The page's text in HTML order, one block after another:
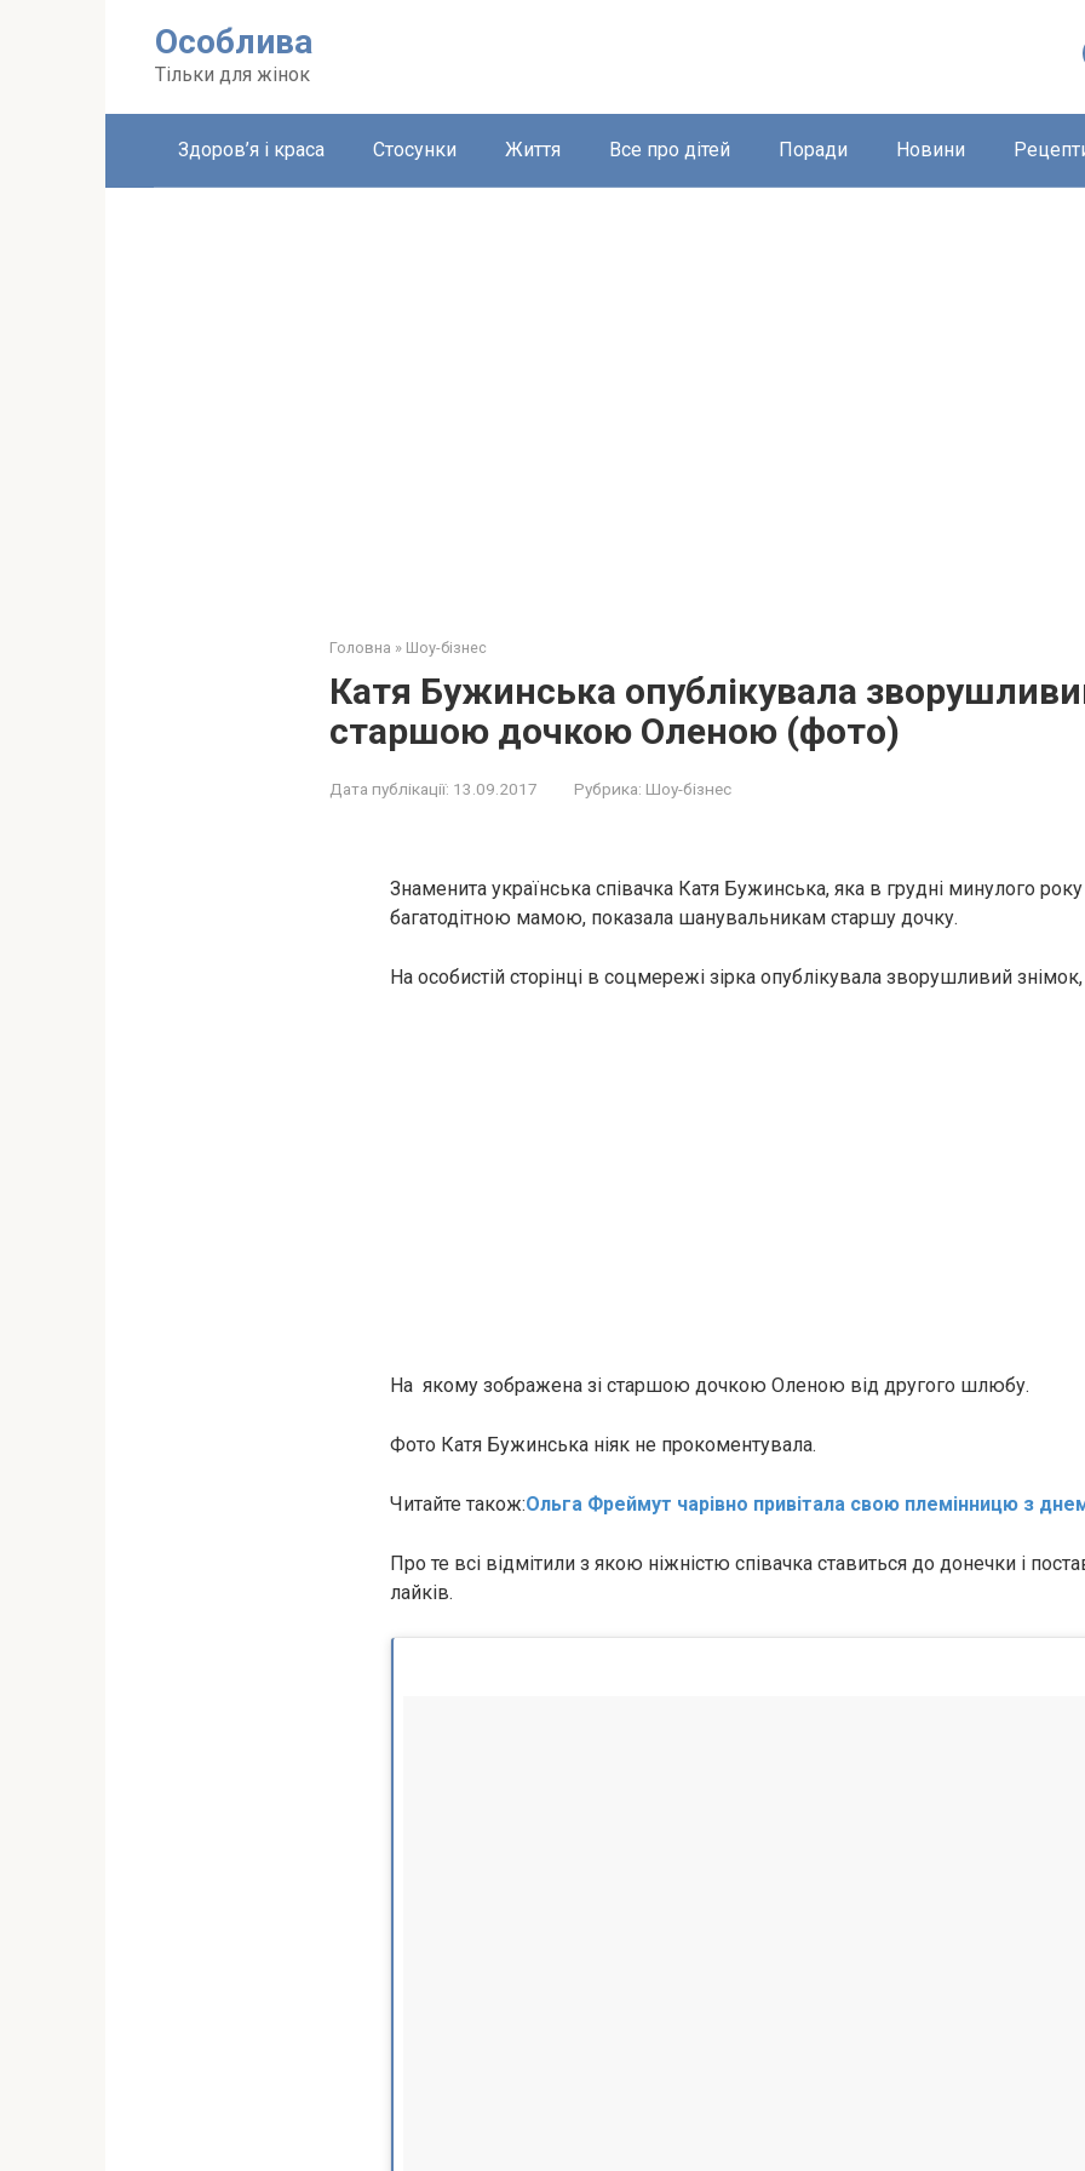
Особлива
Тільки для жінок
Здоров’я і краса Стосунки Життя Все про дітей Поради Новини
Головна » Шоу-бізнес
Катя Бужинська опублікувала
старшою дочкою Оленою (фото)
Дата публікації: 13.09.2017 Рубрика: Шоу-бізнес
Знаменита українська співачка Катя Бужинська, яка в грудні минулого року
багатодітною мамою, показала шанувальникам старшу дочку.
На особистій сторінці в соцмережі зірка опублікувала зворушливий
На якому зображена зі старшою дочкою Оленою від другого шлюбу.
Фото Катя Бужинська ніяк не прокоментувала.
Читайте також:Ольга Фреймут чарівно привітала свою племінницю з
Про те всі відмітили з якою ніжністю співачка ставиться до донечки і
лайків.